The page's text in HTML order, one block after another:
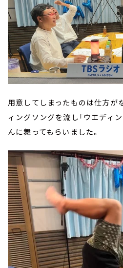
用意してしまったものは仕方が
ィングソングを流し「ウエディ
んに舞ってもらいました。